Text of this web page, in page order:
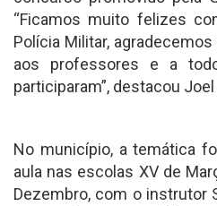
“Ficamos muito felizes
Polícia Militar,
aos professores e a
participaram”, destacou
No município, a temática
aula nas escolas XV de
Dezembro, com o instrutor